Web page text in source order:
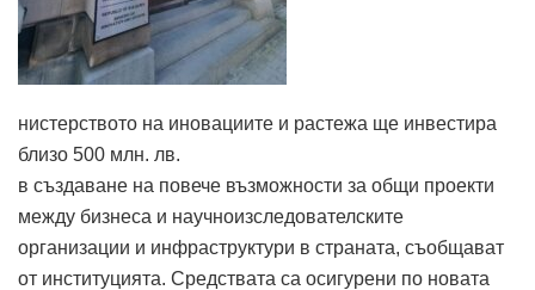
нистерството на иновациите и растежа ще инвестира
близо 500 млн. лв.
в създаване на повече възможности за общи проекти
между бизнеса и научноизследователските
организации и инфраструктури в страната, съобщават
от институцията. Средствата са осигурени по новата